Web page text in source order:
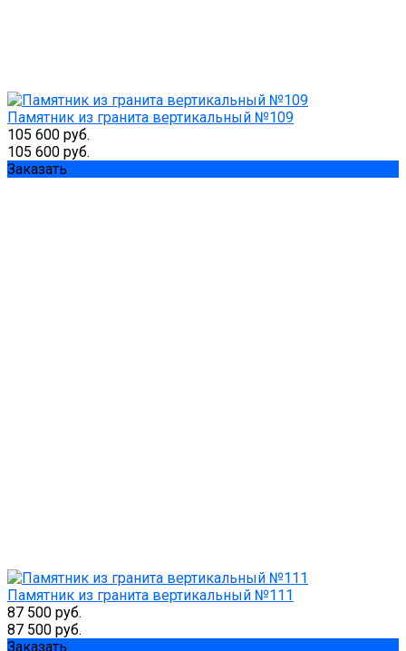
Памятник из гранита вертикальный №109
105 600 руб.
105 600 руб.
Заказать
Памятник из гранита вертикальный №111
87 500 руб.
87 500 руб.
Заказать